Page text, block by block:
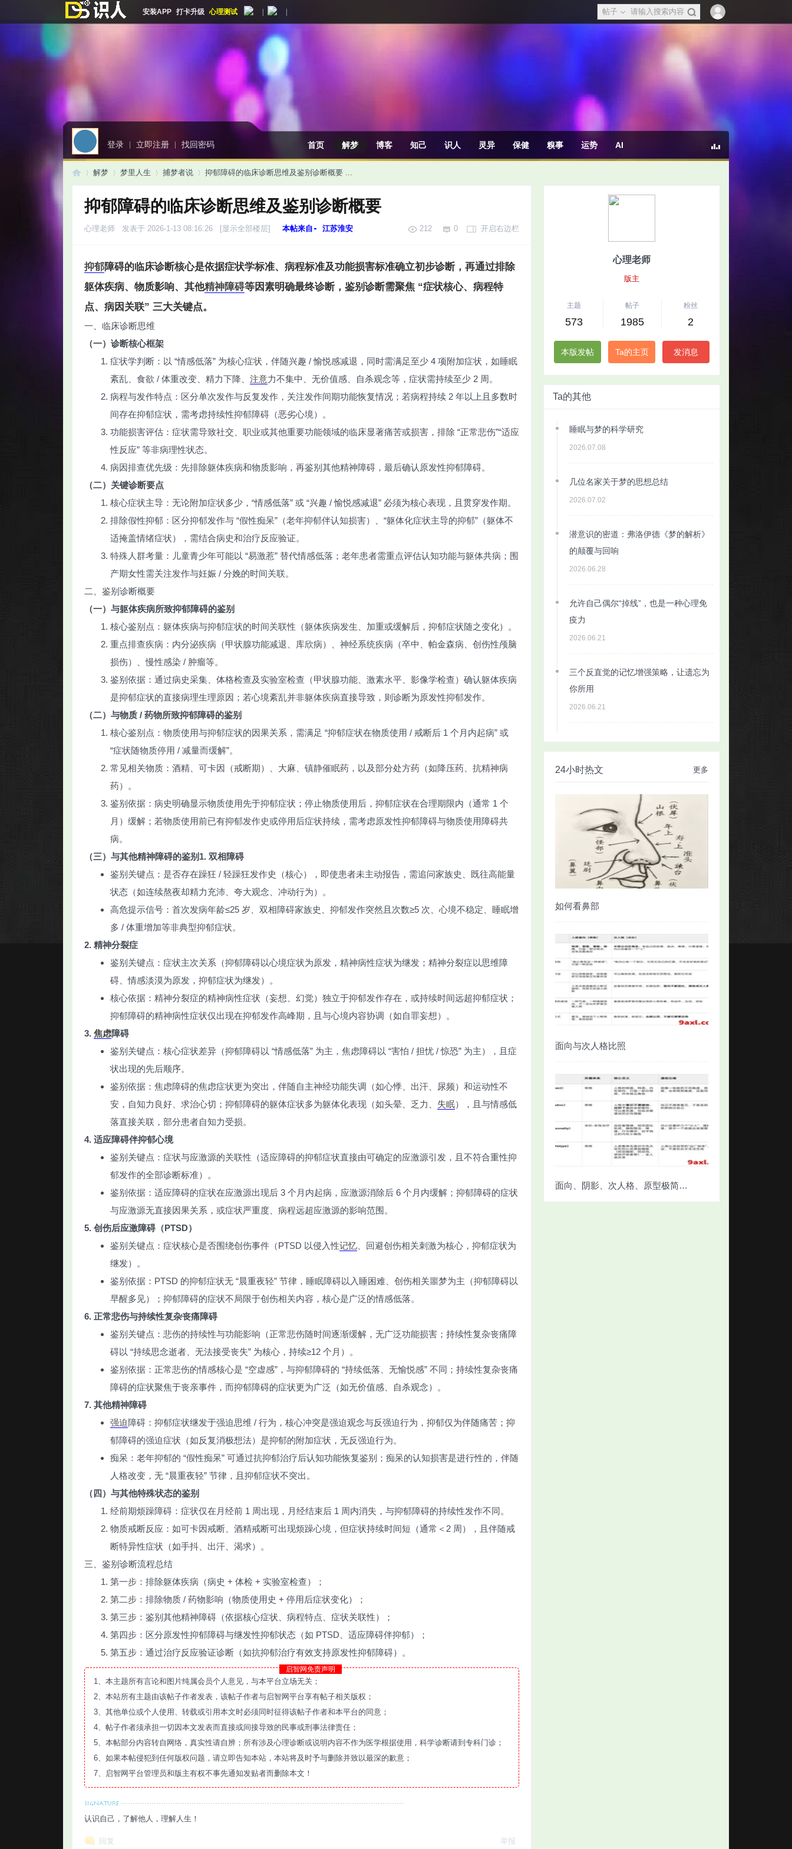
安装APP 打卡升级 心理测试 帖子
登录 | 立即注册 | 找回密码 首页 解梦 博客 知己 识人 灵异 保健 糗事 运势 AI
解梦 梦里人生 捕梦者说 抑郁障碍的临床诊断思维及鉴别诊断概要 ...
心理老师
版主
主题
573
帖子
1985
粉丝
2
本版发帖 Ta的主页 发消息
Ta的其他
睡眠与梦的科学研究
2026.07.08
几位名家关于梦的思想总结
2026.07.02
潜意识的密道：弗洛伊德《梦的解析》
的颠覆与回响
2026.06.28
允许自己偶尔“掉线”，也是一种心理免
疫力
2026.06.21
三个反直觉的记忆增强策略，让遗忘为
你所用
2026.06.21
更多
24小时热文
如何看鼻部
面向与次人格比照
面向、阴影、次人格、原型极简对照
抑郁障碍的临床诊断思维及鉴别诊断概要
心理老师 发表于 2026-1-13 08:16:26 [显示全部楼层] 本帖来自- 江苏淮安 开启右边栏
212 0
抑郁障碍的临床诊断核心是依据症状学标准、病程标准及功能损害标准确立初步诊断，再通过排除
躯体疾病、物质影响、其他精神障碍等因素明确最终诊断，鉴别诊断需聚焦 “症状核心、病程特
点、病因关联” 三大关键点。
一、临床诊断思维
（一）诊断核心框架
症状学判断：以 “情感低落” 为核心症状，伴随兴趣 / 愉悦感减退，同时需满足至少 4 项附加症状，如睡眠
紊乱、食欲 / 体重改变、精力下降、 注意力不集中、无价值感、自杀观念等，症状需持续至少 2 周。
病程与发作特点：区分单次发作与反复发作，关注发作间期功能恢复情况；若病程持续 2 年以上且多数时
间存在抑郁症状，需考虑持续性抑郁障碍（恶劣心境）。
功能损害评估：症状需导致社交、职业或其他重要功能领域的临床显著痛苦或损害，排除 “正常悲伤”“适应
性反应” 等非病理性状态。
病因排查优先级：先排除躯体疾病和物质影响，再鉴别其他精神障碍，最后确认原发性抑郁障碍。
（二）关键诊断要点
核心症状主导：无论附加症状多少，“情感低落” 或 “兴趣 / 愉悦感减退” 必须为核心表现，且贯穿发作期。
排除假性抑郁：区分抑郁发作与 “假性痴呆”（老年抑郁伴认知损害）、“躯体化症状主导的抑郁”（躯体不
适掩盖情绪症状），需结合病史和治疗反应验证。
特殊人群考量：儿童青少年可能以 “易激惹” 替代情感低落；老年患者需重点评估认知功能与躯体共病；围
产期女性需关注发作与妊娠 / 分娩的时间关联。
二、鉴别诊断概要
（一）与躯体疾病所致抑郁障碍的鉴别
核心鉴别点：躯体疾病与抑郁症状的时间关联性（躯体疾病发生、加重或缓解后，抑郁症状随之变化）。
重点排查疾病：内分泌疾病（甲状腺功能减退、库欣病）、神经系统疾病（卒中、帕金森病、创伤性颅脑
损伤）、慢性感染 / 肿瘤等。
鉴别依据：通过病史采集、体格检查及实验室检查（甲状腺功能、激素水平、影像学检查）确认躯体疾病
是抑郁症状的直接病理生理原因；若心境紊乱并非躯体疾病直接导致，则诊断为原发性抑郁发作。
（二）与物质 / 药物所致抑郁障碍的鉴别
核心鉴别点：物质使用与抑郁症状的因果关系，需满足 “抑郁症状在物质使用 / 戒断后 1 个月内起病” 或
“症状随物质停用 / 减量而缓解”。
常见相关物质：酒精、可卡因（戒断期）、大麻、镇静催眠药，以及部分处方药（如降压药、抗精神病
药）。
鉴别依据：病史明确显示物质使用先于抑郁症状；停止物质使用后，抑郁症状在合理期限内（通常 1 个
月）缓解；若物质使用前已有抑郁发作史或停用后症状持续，需考虑原发性抑郁障碍与物质使用障碍共
病。
（三）与其他精神障碍的鉴别 1. 双相障碍
鉴别关键点：是否存在躁狂 / 轻躁狂发作史（核心），即使患者未主动报告，需追问家族史、既往高能量
状态（如连续熬夜却精力充沛、夸大观念、冲动行为）。
高危提示信号：首次发病年龄≤25 岁、双相障碍家族史、抑郁发作突然且次数≥5 次、心境不稳定、睡眠增
多 / 体重增加等非典型抑郁症状。
2. 精神分裂症
鉴别关键点：症状主次关系（抑郁障碍以心境症状为原发，精神病性症状为继发；精神分裂症以思维障
碍、情感淡漠为原发，抑郁症状为继发）。
核心依据：精神分裂症的精神病性症状（妄想、幻觉）独立于抑郁发作存在，或持续时间远超抑郁症状；
抑郁障碍的精神病性症状仅出现在抑郁发作高峰期，且与心境内容协调（如自罪妄想）。
3. 焦虑障碍
鉴别关键点：核心症状差异（抑郁障碍以 “情感低落” 为主，焦虑障碍以 “害怕 / 担忧 / 惊恐” 为主），且症
状出现的先后顺序。
鉴别依据：焦虑障碍的焦虑症状更为突出，伴随自主神经功能失调（如心悸、出汗、尿频）和运动性不
安，自知力良好、求治心切；抑郁障碍的躯体症状多为躯体化表现（如头晕、乏力、 失眠），且与情感低
落直接关联，部分患者自知力受损。
4. 适应障碍伴抑郁心境
鉴别关键点：症状与应激源的关联性（适应障碍的抑郁症状直接由可确定的应激源引发，且不符合重性抑
郁发作的全部诊断标准）。
鉴别依据：适应障碍的症状在应激源出现后 3 个月内起病，应激源消除后 6 个月内缓解；抑郁障碍的症状
与应激源无直接因果关系，或症状严重度、病程远超应激源的影响范围。
5. 创伤后应激障碍（PTSD）
鉴别关键点：症状核心是否围绕创伤事件（PTSD 以侵入性记忆 、回避创伤相关刺激为核心，抑郁症状为
继发）。
鉴别依据：PTSD 的抑郁症状无 “晨重夜轻” 节律，睡眠障碍以入睡困难、创伤相关噩梦为主（抑郁障碍以
早醒多见）；抑郁障碍的症状不局限于创伤相关内容，核心是广泛的情感低落。
6. 正常悲伤与持续性复杂丧痛障碍
鉴别关键点：悲伤的持续性与功能影响（正常悲伤随时间逐渐缓解，无广泛功能损害；持续性复杂丧痛障
碍以 “持续思念逝者、无法接受丧失” 为核心，持续≥12 个月）。
鉴别依据：正常悲伤的情感核心是 “空虚感”，与抑郁障碍的 “持续低落、无愉悦感” 不同；持续性复杂丧痛
障碍的症状聚焦于丧亲事件，而抑郁障碍的症状更为广泛（如无价值感、自杀观念）。
7. 其他精神障碍
强迫 障碍：抑郁症状继发于强迫思维 / 行为，核心冲突是强迫观念与反强迫行为，抑郁仅为伴随痛苦；抑
郁障碍的强迫症状（如反复消极想法）是抑郁的附加症状，无反强迫行为。
痴呆：老年抑郁的 “假性痴呆” 可通过抗抑郁治疗后认知功能恢复鉴别；痴呆的认知损害是进行性的，伴随
人格改变，无 “晨重夜轻” 节律，且抑郁症状不突出。
（四）与其他特殊状态的鉴别
经前期烦躁障碍：症状仅在月经前 1 周出现，月经结束后 1 周内消失，与抑郁障碍的持续性发作不同。
物质戒断反应：如可卡因戒断、酒精戒断可出现烦躁心境，但症状持续时间短（通常＜2 周），且伴随戒
断特异性症状（如手抖、出汗、渴求）。
三、鉴别诊断流程总结
第一步：排除躯体疾病（病史 + 体检 + 实验室检查）；
第二步：排除物质 / 药物影响（物质使用史 + 停用后症状变化）；
第三步：鉴别其他精神障碍（依据核心症状、病程特点、症状关联性）；
第四步：区分原发性抑郁障碍与继发性抑郁状态（如 PTSD、适应障碍伴抑郁）；
第五步：通过治疗反应验证诊断（如抗抑郁治疗有效支持原发性抑郁障碍）。
启智网免责声明
1、本主题所有言论和图片纯属会员个人意见，与本平台立场无关；
2、本站所有主题由该帖子作者发表，该帖子作者与启智网平台享有帖子相关版权；
3、其他单位或个人使用、转载或引用本文时必须同时征得该帖子作者和本平台的同意；
4、帖子作者须承担一切因本文发表而直接或间接导致的民事或刑事法律责任；
5、本帖部分内容转自网络，真实性请自辨；所有涉及心理诊断或说明内容不作为医学根据使用，科学诊断请到专科门诊；
6、如果本帖侵犯到任何版权问题，请立即告知本站，本站将及时予与删除并致以最深的歉意；
7、启智网平台管理员和版主有权不事先通知发贴者而删除本文！
认识自己，了解他人，理解人生！
回复 举报